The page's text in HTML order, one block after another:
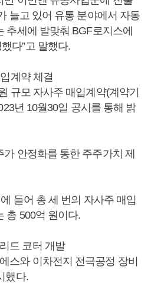
늘고 있어 유통 분야에서 자동
추세에 발맞춰 BGF로지스에
다”고 말했다.
계약 체결
규모 자사주 매입계약(계약기
년 10월30일 공시를 통해 밝
안정화를 통한 주주가치 제
들어 총 세 번의 자사주 매입
총 500억 원이다.
드 코터 개발
스와 이차전지 전극공정 장비
했다.